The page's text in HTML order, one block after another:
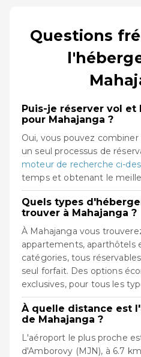
Questions
Puis-je réserver vol et
pour Mahajanga ?
Oui, vous pouvez
un seul processus de
moteur de recherche ci-
temps et obtenant le
Quels types
trouver à Mahajanga ?
À Mahajanga vous
appartements, aparthôtels
catégories, tous
seul forfait. Des options
exclusives, pour tous les
À quelle distance est
de Mahajanga ?
L'aéroport le plus proche
d'Amborovy (MJN), à 6.7